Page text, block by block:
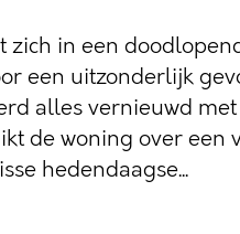
zich in een
een uitzonderlijk
alles vernieuwd
de woning over
hedendaagse...